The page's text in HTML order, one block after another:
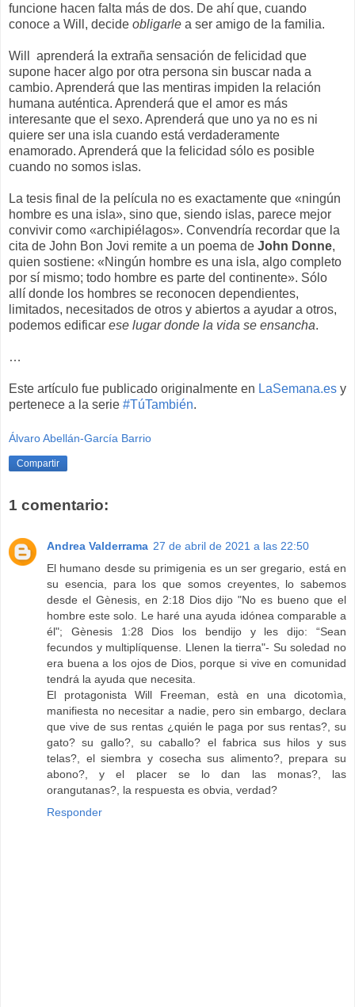
funcione hacen falta más de dos. De ahí que, cuando
conoce a Will, decide obligarle a ser amigo de la familia.
Will aprenderá la extraña sensación de felicidad que
supone hacer algo por otra persona sin buscar nada a
cambio. Aprenderá que las mentiras impiden la relación
humana auténtica. Aprenderá que el amor es más
interesante que el sexo. Aprenderá que uno ya no es ni
quiere ser una isla cuando está verdaderamente
enamorado. Aprenderá que la felicidad sólo es posible
cuando no somos islas.
La tesis final de la película no es exactamente que «ningún
hombre es una isla», sino que, siendo islas, parece mejor
convivir como «archipiélagos». Convendría recordar que la
cita de John Bon Jovi remite a un poema de John Donne,
quien sostiene: «Ningún hombre es una isla, algo completo
por sí mismo; todo hombre es parte del continente». Sólo
allí donde los hombres se reconocen dependientes,
limitados, necesitados de otros y abiertos a ayudar a otros,
podemos edificar ese lugar donde la vida se ensancha.
…
Este artículo fue publicado originalmente en LaSemana.es y
pertenece a la serie #TúTambién.
Álvaro Abellán-García Barrio
Compartir
1 comentario:
Andrea Valderrama 27 de abril de 2021 a las 22:50
El humano desde su primigenia es un ser gregario, está en
su esencia, para los que somos creyentes, lo sabemos
desde el Gènesis, en 2:18 Dios dijo "No es bueno que el
hombre este solo. Le haré una ayuda idónea comparable a
él"; Gènesis 1:28 Dios los bendijo y les dijo: “Sean
fecundos y multiplíquense. Llenen la tierra"- Su soledad no
era buena a los ojos de Dios, porque si vive en comunidad
tendrá la ayuda que necesita.
El protagonista Will Freeman, està en una dicotomìa,
manifiesta no necesitar a nadie, pero sin embargo, declara
que vive de sus rentas ¿quién le paga por sus rentas?, su
gato? su gallo?, su caballo? el fabrica sus hilos y sus
telas?, el siembra y cosecha sus alimento?, prepara su
abono?, y el placer se lo dan las monas?, las
orangutanas?, la respuesta es obvia, verdad?
Responder